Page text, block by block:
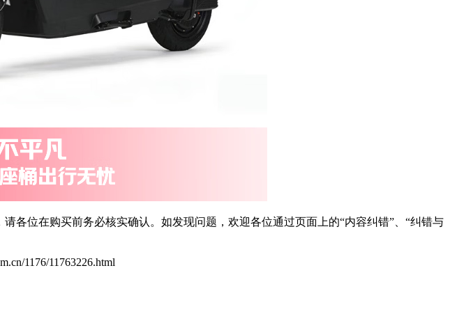
各位在购买前务必核实确认。如发现问题，欢迎各位通过页面上的“内容纠错”、“纠错与
1176/11763226.html